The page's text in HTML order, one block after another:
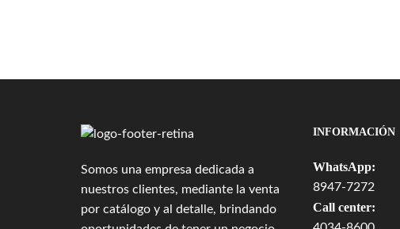
Somos una empresa dedicada a
nuestros clientes, mediante la venta
por catálogo y al detalle, brindando
INFORMACIÓN
WhatsApp:
8947-7272
Call center: